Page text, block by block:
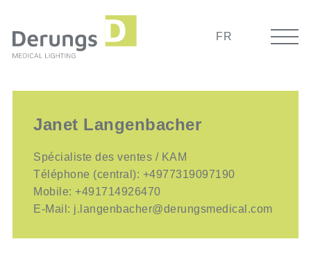
FR
Janet Langenbacher
Spécialiste des ventes / KAM
Téléphone (central): +4977319097190
Mobile: +491714926470
E-Mail: j.langenbacher@derungsmedical.com